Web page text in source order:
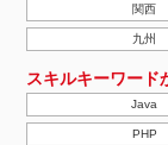
関西
九州
スキルキーワード
Java
PHP